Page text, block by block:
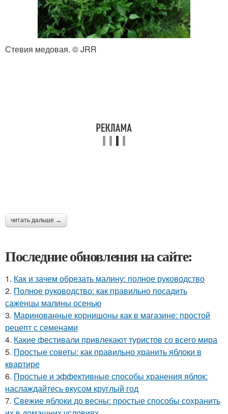
Стевия медовая. © JRR
читать дальше →
Последние обновления на сайте:
1. Как и зачем обрезать малину: полное руководство
2. Полное руководство: как правильно посадить
саженцы малины осенью
3. Маринованные корнишоны как в магазине: простой
рецепт с семенами
4. Какие фестивали привлекают туристов со всего мира
5. Простые советы: как правильно хранить яблоки в
квартире
6. Простые и эффективные способы хранения яблок:
наслаждайтесь вкусом круглый год
7. Свежие яблоки до весны: простые способы сохранить